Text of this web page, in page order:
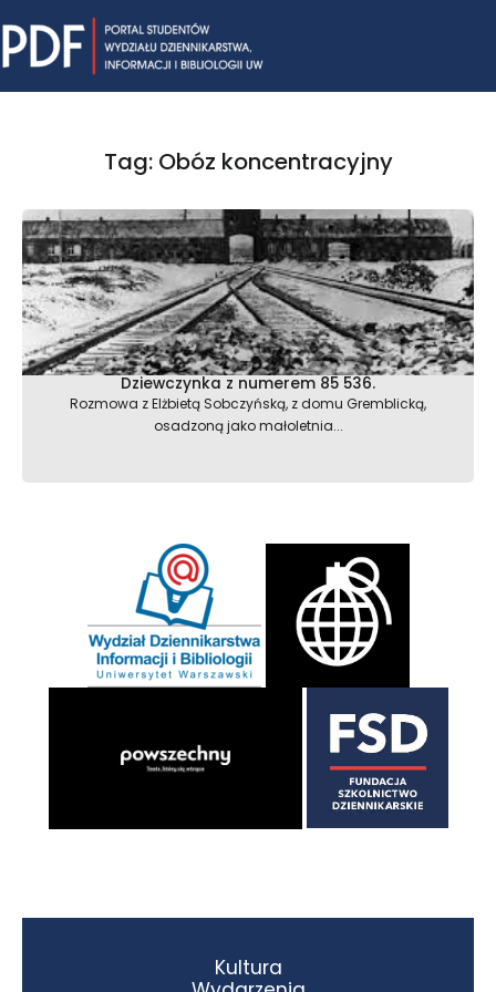
to
content
Tag: Obóz koncentracyjny
Dziewczynka z numerem 85 536.
Rozmowa z Elżbietą Sobczyńską, z domu Gremblicką,
osadzoną jako małoletnia...
Kultura